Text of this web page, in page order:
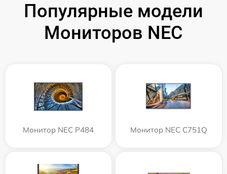
Популярные модели
Мониторов NEC
Монитор NEC P484 Монитор NEC C751Q